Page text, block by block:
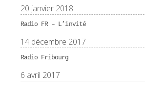
20 janvier 2018
Radio FR – L’invité
14 décembre 2017
Radio Fribourg
6 avril 2017